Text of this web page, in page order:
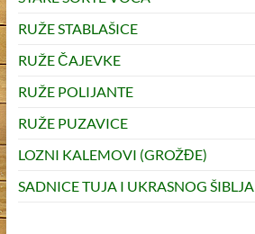
RUŽE STABLAŠICE
RUŽE ČAJEVKE
RUŽE POLIJANTE
RUŽE PUZAVICE
LOZNI KALEMOVI (GROŽĐE)
SADNICE TUJA I UKRASNOG ŠIBLJA